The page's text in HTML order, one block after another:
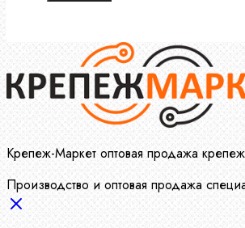
Крепеж-Маркет оптовая продажа
Производство и оптовая продажа